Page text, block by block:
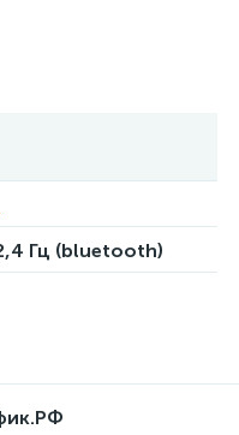
Гц (bluetooth)